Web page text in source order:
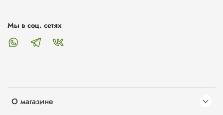
О магазине
Мы в соц. сетях